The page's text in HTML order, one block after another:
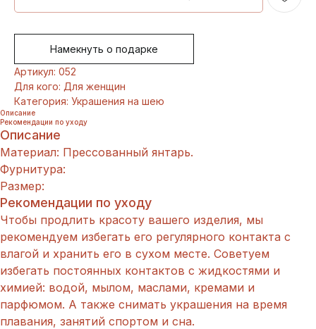
Намекнуть о подарке
Артикул: 052
Для кого: Для женщин
Категория: Украшения на шею
Описание
Рекомендации по уходу
Описание
Материал: Прессованный янтарь.
Фурнитура:
Размер:
Рекомендации по уходу
Чтобы продлить красоту вашего изделия, мы
рекомендуем избегать его регулярного контакта с
влагой и хранить его в сухом месте. Советуем
избегать постоянных контактов с жидкостями и
химией: водой, мылом, маслами, кремами и
парфюмом. А также снимать украшения на время
плавания, занятий спортом и сна.